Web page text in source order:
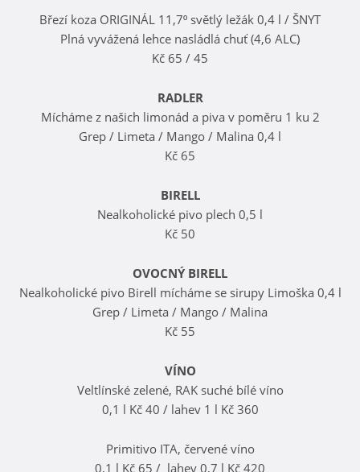
Březí koza ORIGINÁL 11,7⁰ světlý ležák 0,4 l / ŠNYT
Plná vyvážená lehce nasládlá chuť (4,6 ALC)
Kč 65 / 45
RADLER
Mícháme z našich limonád a piva v poměru 1 ku 2
Grep / Limeta / Mango / Malina 0,4 l
Kč 65
BIRELL
Nealkoholické pivo plech 0,5 l
Kč 50
OVOCNÝ BIRELL
Nealkoholické pivo Birell mícháme se sirupy Limoška 0,4 l
Grep / Limeta / Mango / Malina
Kč 55
VÍNO
Veltlínské zelené, RAK suché bílé víno
0,1 l Kč 40 / lahev 1 l Kč 360
Primitivo ITA, červené víno
0,1 l Kč 65 / lahev 0,7 l Kč 420